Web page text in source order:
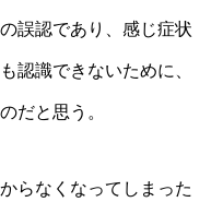
誤認であり、感じ症状
認識できないために、
だと思う。
らなくなってしまった